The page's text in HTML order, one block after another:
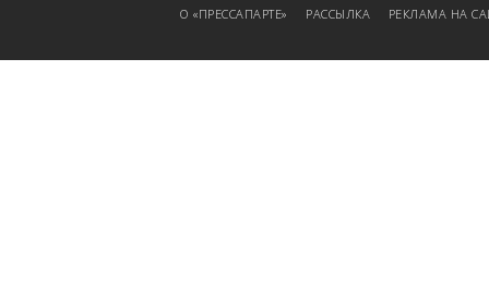
О «ПРЕССАПАРТЕ» РАССЫЛКА РЕКЛАМА НА